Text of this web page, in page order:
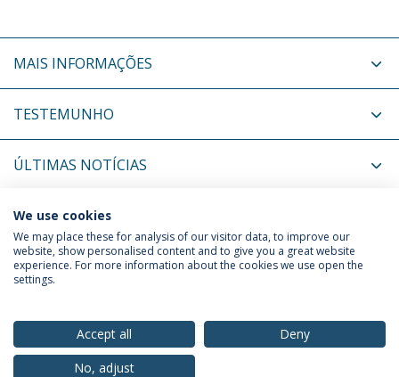
MAIS INFORMAÇÕES
TESTEMUNHO
ÚLTIMAS NOTÍCIAS
PRÓXIMOS EVENTOS
Política de Privacidade
Termos & Condições
We use cookies
We may place these for analysis of our visitor data, to improve our
website, show personalised content and to give you a great website
experience. For more information about the cookies we use open the
settings.
Accept all
Deny
No, adjust